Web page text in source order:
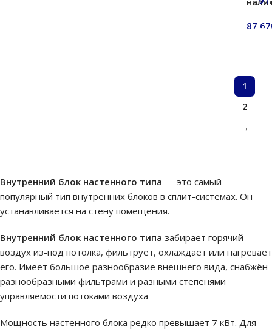
87
1
2
→
Внутренний блок настенного типа — это самый
популярный тип внутренних блоков в сплит-системах. Он
устанавливается на стену помещения.
Внутренний блок настенного типа забирает горячий
воздух из-под потолка, фильтрует, охлаждает или нагревает
его. Имеет большое разнообразие внешнего вида, снабжён
разнообразными фильтрами и разными степенями
управляемости потоками воздуха
Мощность настенного блока редко превышает 7 кВт. Для